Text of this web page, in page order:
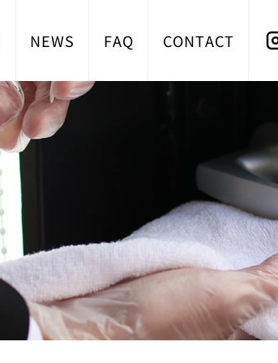
NEWS FAQ CONTACT